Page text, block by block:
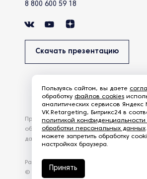
8 800 600 59 18
Скачать презентацию
Разработка сайта —
© 2026 – Eurasia Group. Все права
Продолжая использовать наш сайт,
обработку файлов Cookies и других
данных, в соответствии сПолитикой
Пользуясь сайтом, вы даете
обработку файлов cookies
аналитических сервисов Яндекс
VK.Retargeting, Битрикс24 в
политикой конфиденциальности
обработки персональных данных
можете запретить обработку
настройках браузера.
Принять